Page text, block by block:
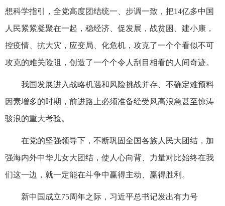
想科学指引，全党高度团结统一、步调一致，把14亿多中国
人民紧紧凝聚在一起，稳经济、促发展，战贫困、建小康，
控疫情、抗大灾，应变局、化危机，攻克了一个个看似不可
攻克的难关险阻，创造了一个个令人刮目相看的人间奇迹。
我国发展进入战略机遇和风险挑战并存、不确定难预料
因素增多的时期，前进路上必须准备经受风高浪急甚至惊涛
骇浪的重大考验。
在党的坚强领导下，不断巩固全国各族人民大团结，加
强海内外中华儿女大团结，使人心向背、力量对比始终在我
们这一边，就一定能在斗争中赢得主动、赢得胜利。
新中国成立75周年之际，习近平总书记发出有力号